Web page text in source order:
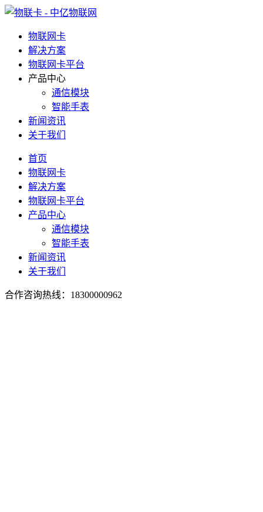
物联网卡
解决方案
物联网卡平台
产品中心
通信模块
智能手表
新闻资讯
关于我们
首页
物联网卡
解决方案
物联网卡平台
产品中心
通信模块
智能手表
新闻资讯
关于我们
合作咨询热线： 18300000962